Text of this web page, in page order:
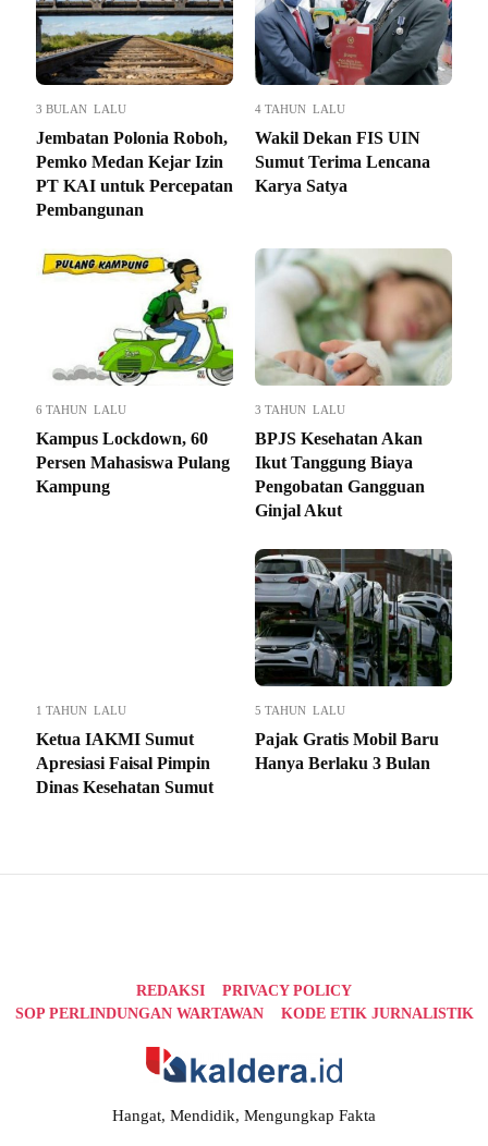
3 BULAN LALU
Jembatan Polonia Roboh,
Pemko Medan Kejar Izin
PT KAI untuk Percepatan
Pembangunan
4 TAHUN LALU
Wakil Dekan FIS UIN
Sumut Terima Lencana
Karya Satya
6 TAHUN LALU
Kampus Lockdown, 60
Persen Mahasiswa Pulang
Kampung
3 TAHUN LALU
BPJS Kesehatan Akan
Ikut Tanggung Biaya
Pengobatan Gangguan
Ginjal Akut
1 TAHUN LALU
Ketua IAKMI Sumut
Apresiasi Faisal Pimpin
Dinas Kesehatan Sumut
5 TAHUN LALU
Pajak Gratis Mobil Baru
Hanya Berlaku 3 Bulan
REDAKSI
PRIVACY POLICY
SOP PERLINDUNGAN WARTAWAN
KODE ETIK JURNALISTIK
Hangat, Mendidik, Mengungkap Fakta